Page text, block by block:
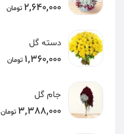
2,640,000 تومان
دسته گل
1,360,000 تومان
جام گل
3,388,000 تومان